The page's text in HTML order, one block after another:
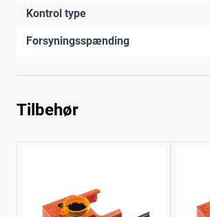
Kontrol type
Forsyningsspænding
Tilbehør